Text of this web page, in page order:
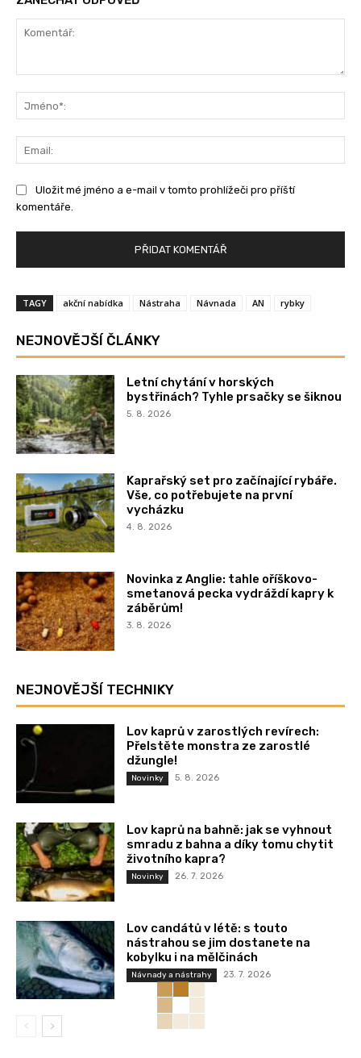
Uložit mé jméno a e-mail v tomto prohlížeči pro příští
komentáře.
TAGY akční nabídka Nástraha Návnada AN rybky
NEJNOVĚJŠÍ ČLÁNKY
Letní chytání v horských
bystřinách? Tyhle prsačky se šiknou
5. 8. 2026
Kaprařský set pro začínající rybáře.
Vše, co potřebujete na první
vycházku
4. 8. 2026
Novinka z Anglie: tahle oříškovo-
smetanová pecka vydráždí kapry k
záběrům!
3. 8. 2026
NEJNOVĚJŠÍ TECHNIKY
Lov kaprů v zarostlých revírech:
Přelstěte monstra ze zarostlé
džungle!
Novinky 5. 8. 2026
Lov kaprů na bahně: jak se vyhnout
smradu z bahna a díky tomu chytit
životního kapra?
Novinky 26. 7. 2026
Lov candátů v létě: s touto
nástrahou se jim dostanete na
kobylku i na mělčinách
Návnady a nástrahy 23. 7. 2026